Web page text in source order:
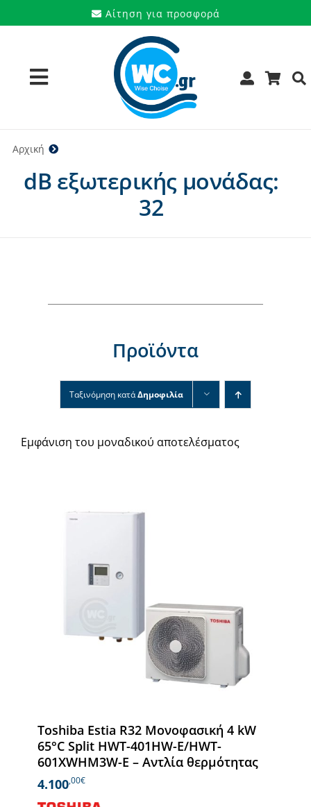
στο
Αίτηση για προσφορά
Toggle
Navigation
Προϊόντα
Υπηρεσίες
Αρχική
dB εξωτερικής μονάδας:
32
Προϊόντα
Ταξινόμηση κατάΔημοφιλία
Εμφάνιση του μοναδικού αποτελέσματος
Toshiba Estia R32 Μονοφασική 4 kW
65°C Split HWT-401HW-E/HWT-
601XWHM3W-E – Αντλία θερμότητας
4.100,00€